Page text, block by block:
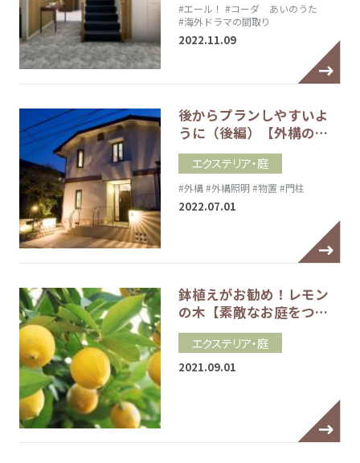
#エール！ #コーダ あいのうた
#海外ドラマの間取り
2022.11.09
後からプランしやすいよ
うに（後編）【外構の…
エクステリア・庭
#外構#外構照明 #物置 #門柱
2022.07.01
鉢植えがお勧め！レモン
の木【素敵なお庭をつ…
エクステリア・庭
2021.09.01